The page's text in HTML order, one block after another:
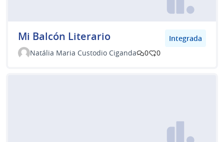
Mi Balcón Literario
Integrada
Natália Maria Custodio Ciganda
0 0